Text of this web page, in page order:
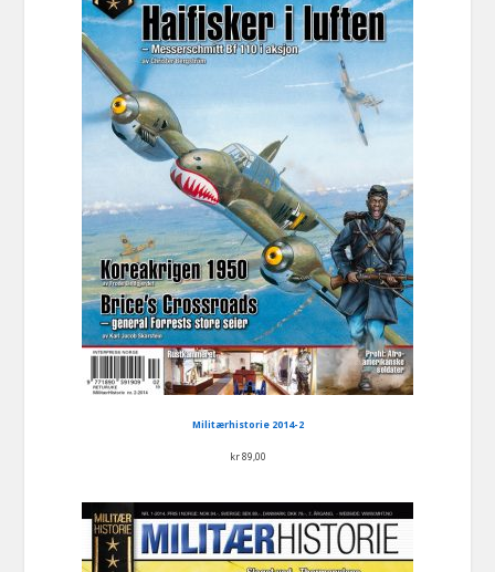
Militærhistorie 2014-2
kr89,00